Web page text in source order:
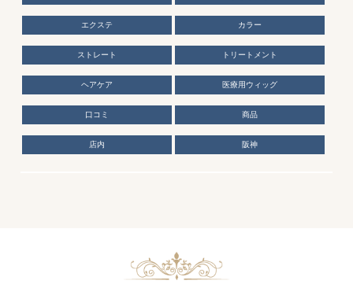
エクステ カラー
ストレート トリートメント
ヘアケア 医療用ウィッグ
口コミ 商品
店内 阪神